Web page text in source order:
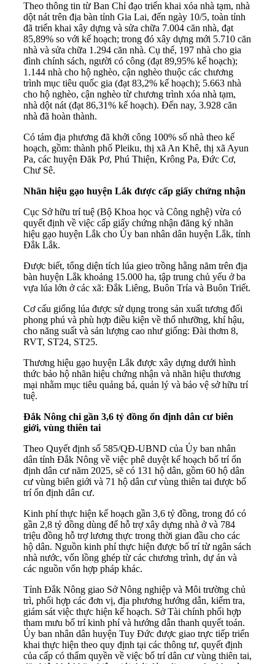
Theo thông tin từ Ban Chỉ đạo triển khai xóa nhà tạm, nhà
dột nát trên địa bàn tỉnh Gia Lai, đến ngày 10/5, toàn tỉnh
đã triển khai xây dựng và sửa chữa 7.004 căn nhà, đạt
85,89% so với kế hoạch; trong đó xây dựng mới 5.710 căn
nhà và sửa chữa 1.294 căn nhà. Cụ thể, 197 nhà cho gia
đình chính sách, người có công (đạt 89,95% kế hoạch);
1.144 nhà cho hộ nghèo, cận nghèo thuộc các chương
trình mục tiêu quốc gia (đạt 83,2% kế hoạch); 5.663 nhà
cho hộ nghèo, cận nghèo từ chương trình xóa nhà tạm,
nhà dột nát (đạt 86,31% kế hoạch). Đến nay, 3.928 căn
nhà đã hoàn thành.
Có tám địa phương đã khởi công 100% số nhà theo kế
hoạch, gồm: thành phố Pleiku, thị xã An Khê, thị xã Ayun
Pa, các huyện Đăk Pơ, Phú Thiện, Krông Pa, Đức Cơ,
Chư Sê.
Nhãn hiệu gạo huyện Lắk được cấp giấy chứng nhận
Cục Sở hữu trí tuệ (Bộ Khoa học và Công nghệ) vừa có
quyết định về việc cấp giấy chứng nhận đăng ký nhãn
hiệu gạo huyện Lắk cho Ủy ban nhân dân huyện Lắk, tỉnh
Đắk Lắk.
Được biết, tổng diện tích lúa gieo trồng hằng năm trên địa
bàn huyện Lắk khoảng 15.000 ha, tập trung chủ yếu ở ba
vựa lúa lớn ở các xã: Đắk Liêng, Buôn Tría và Buôn Triết.
Cơ cấu giống lúa được sử dụng trong sản xuất tương đối
phong phú và phù hợp điều kiện về thổ nhưỡng, khí hậu,
cho năng suất và sản lượng cao như giống: Đài thơm 8,
RVT, ST24, ST25.
Thương hiệu gạo huyện Lắk được xây dựng dưới hình
thức bảo hộ nhãn hiệu chứng nhận và nhãn hiệu thương
mại nhằm mục tiêu quảng bá, quản lý và bảo vệ sở hữu trí
tuệ.
Đắk Nông chi gần 3,6 tỷ đồng ổn định dân cư biên
giới, vùng thiên tai
Theo Quyết định số 585/QĐ-UBND của Ủy ban nhân
dân tỉnh Đắk Nông về việc phê duyệt kế hoạch bố trí ổn
định dân cư năm 2025, sẽ có 131 hộ dân, gồm 60 hộ dân
cư vùng biên giới và 71 hộ dân cư vùng thiên tai được bố
trí ổn định dân cư.
Kinh phí thực hiện kế hoạch gần 3,6 tỷ đồng, trong đó có
gần 2,8 tỷ đồng dùng để hỗ trợ xây dựng nhà ở và 784
triệu đồng hỗ trợ lương thực trong thời gian đầu cho các
hộ dân. Nguồn kinh phí thực hiện được bố trí từ ngân sách
nhà nước, vốn lồng ghép từ các chương trình, dự án và
các nguồn vốn hợp pháp khác.
Tỉnh Đắk Nông giao Sở Nông nghiệp và Môi trường chủ
trì, phối hợp các đơn vị, địa phương hướng dẫn, kiểm tra,
giám sát việc thực hiện kế hoạch. Sở Tài chính phối hợp
tham mưu bố trí kinh phí và hướng dẫn thanh quyết toán.
Ủy ban nhân dân huyện Tuy Đức được giao trực tiếp triển
khai thực hiện theo quy định tại các thông tư, quyết định
của cấp có thẩm quyền về việc bố trí dân cư vùng thiên tai,